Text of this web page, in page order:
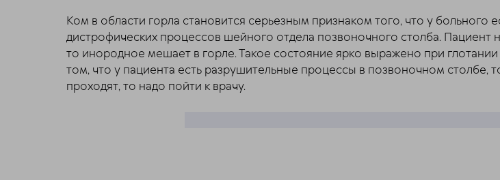
Ком в области горла становится серьезным признаком того, что у больного
дистрофических процессов шейного отдела позвоночного столба.
то инородное мешает в горле. Такое состояние ярко выражено при
том, что у пациента есть разрушительные процессы в позвоночном столбе,
проходят, то надо пойти к врачу.